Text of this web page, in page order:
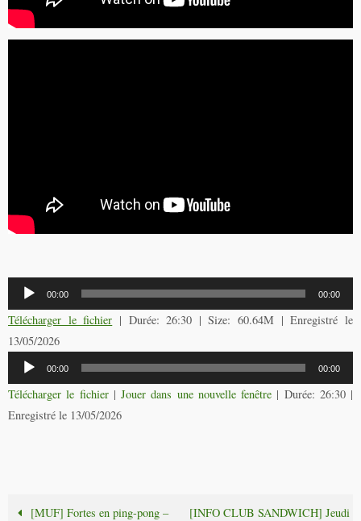
Lecteur
audio
00:00 00:00
Télécharger le fichier | Durée: 26:30 | Size: 60.64M | Enregistré le
13/05/2026
Lecteur
audio
00:00 00:00
Télécharger le fichier| Jouer dans une nouvelle fenêtre | Durée: 26:30|
Enregistré le 13/05/2026
[MUF] Fortes en ping-pong –
[INFO CLUB SANDWICH] Jeudi